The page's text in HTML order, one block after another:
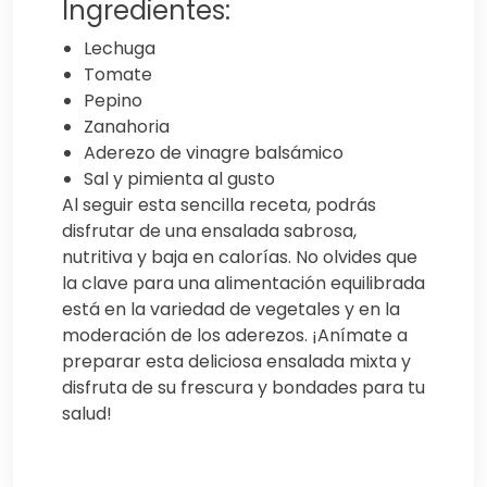
Ingredientes:
Lechuga
Tomate
Pepino
Zanahoria
Aderezo de vinagre balsámico
Sal y pimienta al gusto
Al seguir esta sencilla receta, podrás
disfrutar de una ensalada sabrosa,
nutritiva y baja en calorías. No olvides que
la clave para una alimentación equilibrada
está en la variedad de vegetales y en la
moderación de los aderezos. ¡Anímate a
preparar esta deliciosa ensalada mixta y
disfruta de su frescura y bondades para tu
salud!